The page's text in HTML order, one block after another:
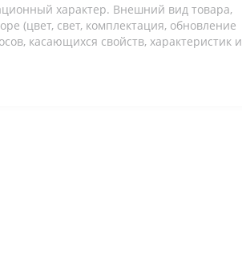
характер. Внешний вид товара,
(цвет, свет, комплектация, обновление
касающихся свойств, характеристик и